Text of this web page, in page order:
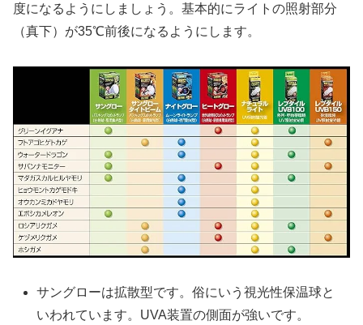
度になるようにしましょう。基本的にライトの照射部分
（真下）が35℃前後になるようにします。
サングローは拡散型です。俗にいう視光性保温球と
いわれています。UVA装置の側面が強いです。